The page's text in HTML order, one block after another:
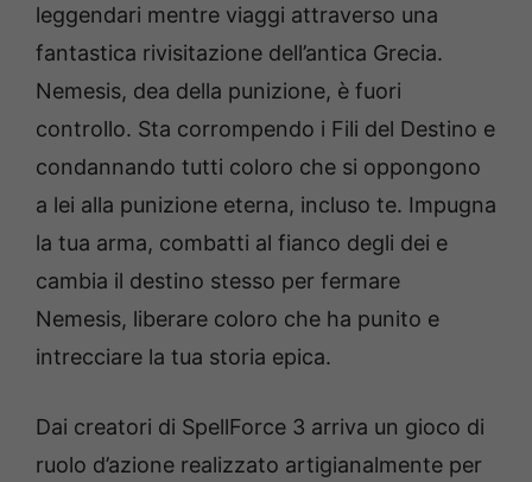
leggendari mentre viaggi attraverso una
fantastica rivisitazione dell’antica Grecia.
Nemesis, dea della punizione, è fuori
controllo. Sta corrompendo i Fili del Destino e
condannando tutti coloro che si oppongono
a lei alla punizione eterna, incluso te. Impugna
la tua arma, combatti al fianco degli dei e
cambia il destino stesso per fermare
Nemesis, liberare coloro che ha punito e
intrecciare la tua storia epica.
Dai creatori di SpellForce 3 arriva un gioco di
ruolo d’azione realizzato artigianalmente per